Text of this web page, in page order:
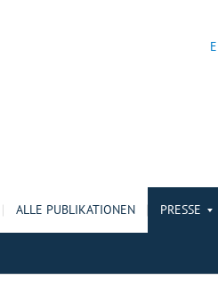
ALLE PUBLIKATIONEN PRESSE